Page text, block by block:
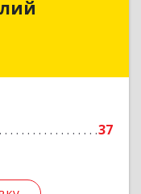
37
Виталий
Подробнее